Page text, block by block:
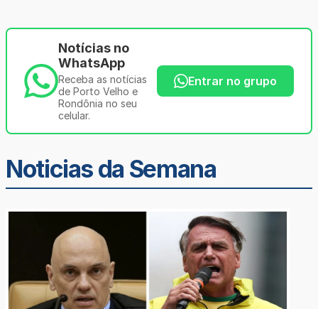
Notícias no
WhatsApp
Receba as notícias
de Porto Velho e
Rondônia no seu
celular.
Entrar no grupo
Noticias da Semana